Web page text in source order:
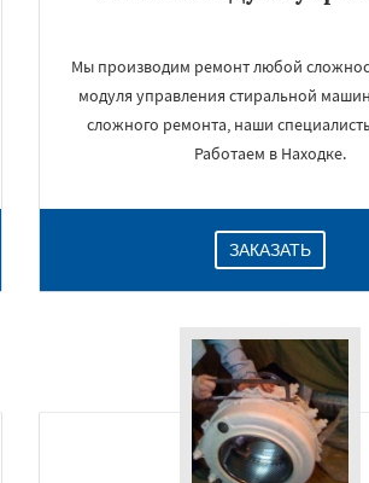
Мы производим ремонт любой
модуля управления стиральной
сложного ремонта, наши
Работаем в Находке.
ЗАКАЗАТЬ